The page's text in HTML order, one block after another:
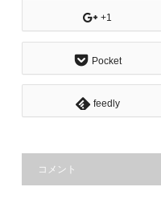
+1
Pocket
feedly
コメント